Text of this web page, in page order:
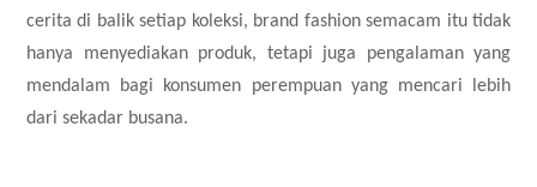
cerita di balik setiap koleksi, brand fashion semacam itu tidak
hanya menyediakan produk, tetapi juga pengalaman yang
mendalam bagi konsumen perempuan yang mencari lebih
dari sekadar busana.